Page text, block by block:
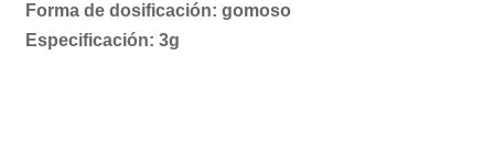
Forma de dosificación: gomoso
Especificación: 3g